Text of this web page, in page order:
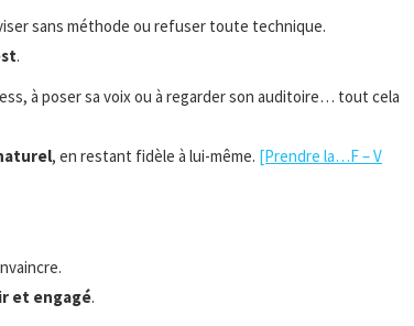
sans méthode ou refuser toute technique.
.
à poser sa voix ou à regarder son auditoire… tout cela
, en restant fidèle à lui-même. [Prendre la…F – V
et engagé.